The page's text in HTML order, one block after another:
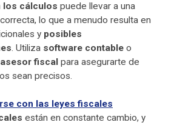
los cálculos puede llevar a una
lo que a menudo resulta en
y posibles
. Utiliza software contable o
asesor fiscal para asegurarte de
sean precisos.
con las leyes fiscales
están en constante cambio, y